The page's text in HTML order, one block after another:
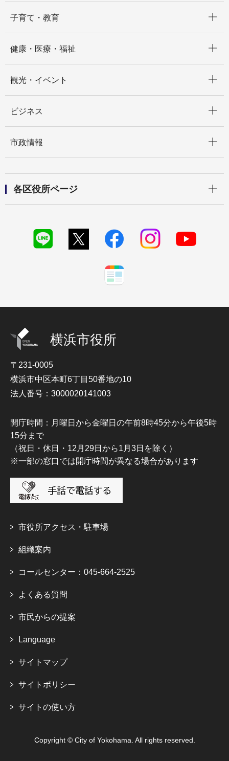
子育て・教育
健康・医療・福祉
観光・イベント
ビジネス
市政情報
各区役所ページ
横浜市役所
〒231-0005
横浜市中区本町6丁目50番地の10
法人番号：3000020141003
開庁時間：月曜日から金曜日の午前8時45分から午後5時
15分まで
（祝日・休日・12月29日から1月3日を除く）
※一部の窓口では開庁時間が異なる場合があります
市役所アクセス・駐車場
組織案内
コールセンター：045-664-2525
よくある質問
市民からの提案
Language
サイトマップ
サイトポリシー
サイトの使い方
Copyright © City of Yokohama. All rights reserved.